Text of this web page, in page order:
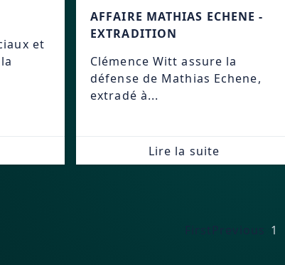
et
AFFAIRE MATHIAS ECHENE -
EXTRADITION
Clémence Witt assure la
défense de Mathias Echene,
extradé à...
Lire la suite
First Previous 1